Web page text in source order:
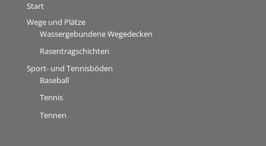
Start
Wege und Plätze
Wassergebundene Wegedecken
Rasentragschichten
Sport- und Tennisböden
Baseball
Tennis
Tennen